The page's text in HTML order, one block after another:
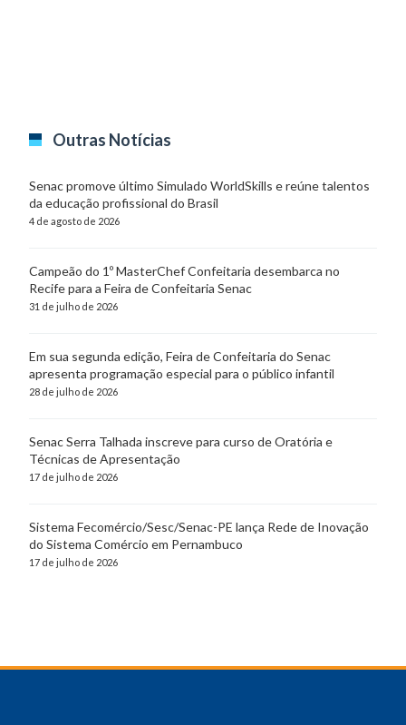
Outras Notícias
Senac promove último Simulado WorldSkills e reúne talentos
da educação profissional do Brasil
4 de agosto de 2026
Campeão do 1º MasterChef Confeitaria desembarca no
Recife para a Feira de Confeitaria Senac
31 de julho de 2026
Em sua segunda edição, Feira de Confeitaria do Senac
apresenta programação especial para o público infantil
28 de julho de 2026
Senac Serra Talhada inscreve para curso de Oratória e
Técnicas de Apresentação
17 de julho de 2026
Sistema Fecomércio/Sesc/Senac-PE lança Rede de Inovação
do Sistema Comércio em Pernambuco
17 de julho de 2026